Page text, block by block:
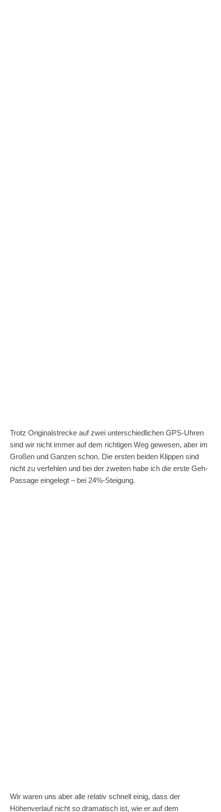
Trotz Originalstrecke auf zwei unterschiedlichen GPS-Uhren
sind wir nicht immer auf dem richtigen Weg gewesen, aber im
Großen und Ganzen schon. Die ersten beiden Klippen sind
nicht zu verfehlen und bei der zweiten habe ich die erste Geh-
Passage eingelegt – bei 24%-Steigung.
Wir waren uns aber alle relativ schnell einig, dass der
Höhenverlauf nicht so dramatisch ist, wie er auf dem